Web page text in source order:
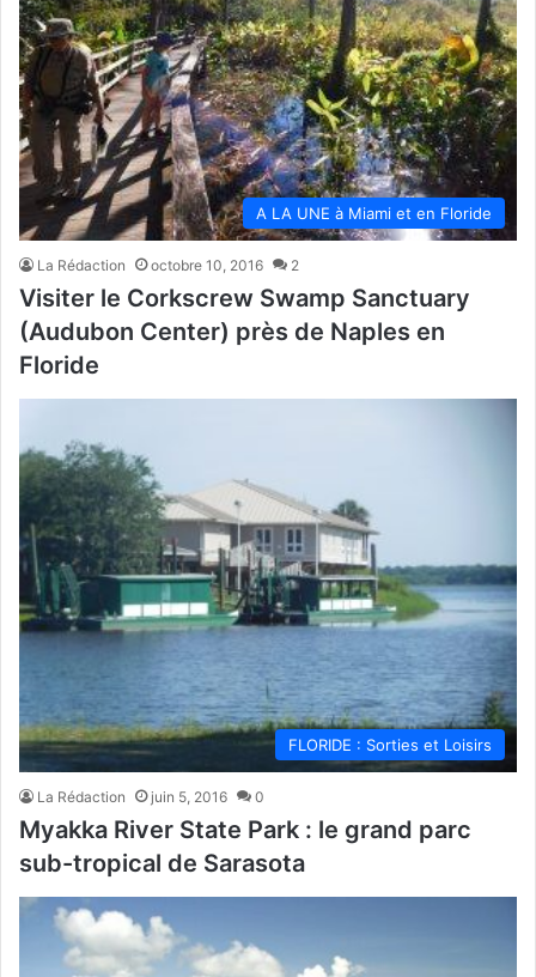
A LA UNE à Miami et en Floride
La Rédaction octobre 10, 2016 2
Visiter le Corkscrew Swamp Sanctuary
(Audubon Center) près de Naples en
Floride
FLORIDE : Sorties et Loisirs
La Rédaction juin 5, 2016 0
Myakka River State Park : le grand parc
sub-tropical de Sarasota